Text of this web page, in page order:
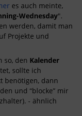
es auch meinte,
Wednesday".
werden, damit man
Projekte und
so, den Kalender
sollte ich
benötigen, dann
und “blocke” mir
- ähnlich